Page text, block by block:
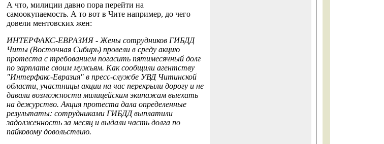
А что, милиции давно пора перейти на
самоокупаемость. А то вот в Чите например, до чего
довели ментовских жен:
ИНТЕРФАКС-ЕВРАЗИЯ - Жены сотрудников ГИБДД
Читы (Восточная Сибирь) провели в среду акцию
протеста с требованием погасить пятимесячный долг
по зарплате своим мужьям. Как сообщили агентству
"Интерфакс-Евразия" в пресс-службе УВД Читинской
области, участницы акции на час перекрыли дорогу и не
давали возможности милицейским экипажам выехать
на дежурство. Акция протеста дала определенные
результаты: сотрудниками ГИБДД выплатили
задолженность за месяц и выдали часть долга по
пайковому довольствию.